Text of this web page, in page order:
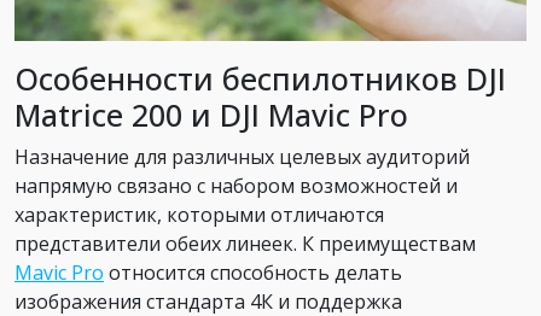
Особенности беспилотников DJI
Matrice 200 и DJI Mavic Pro
Назначение для различных целевых аудиторий
напрямую связано с набором возможностей и
характеристик, которыми отличаются
представители обеих линеек. К преимуществам
Mavic Pro относится способность делать
изображения стандарта 4К и поддержка